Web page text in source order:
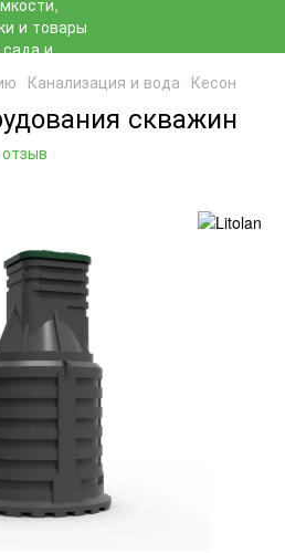
Канализация и вода Кесон
скважин